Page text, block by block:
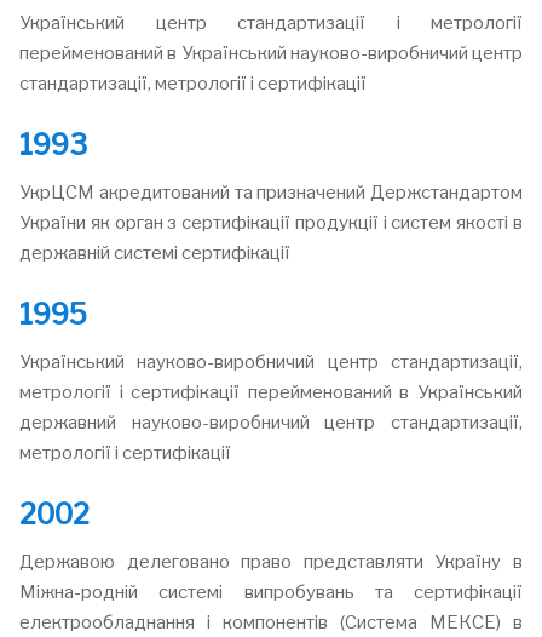
Український центр стандартизації і метрології
перейменований в Український науково-виробничий центр
стандартизації, метрології і сертифікації
1993
УкрЦСМ акредитований та призначений Держстандартом
України як орган з сертифікації продукції і систем якості в
державній системі сертифікації
1995
Український науково-виробничий центр стандартизації,
метрології і сертифікації перейменований в Український
державний науково-виробничий центр стандартизації,
метрології і сертифікації
2002
Державою делеговано право представляти Україну в
Міжна-родній системі випробувань та сертифікації
електрообладнання і компонентів (Система МЕКСЕ) в